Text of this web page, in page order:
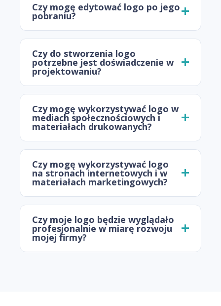
Czy mogę edytować logo po jego
pobraniu?
Czy do stworzenia logo
potrzebne jest doświadczenie w
projektowaniu?
Czy mogę wykorzystywać logo w
mediach społecznościowych i
materiałach drukowanych?
Czy mogę wykorzystywać logo
na stronach internetowych i w
materiałach marketingowych?
Czy moje logo będzie wyglądało
profesjonalnie w miarę rozwoju
mojej firmy?